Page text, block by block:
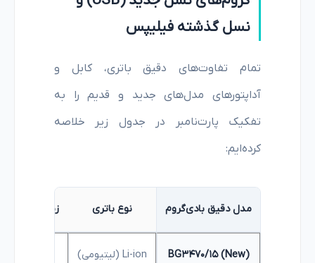
نسل گذشته فیلیپس
تمام تفاوت‌های دقیق باتری، کابل و
آداپتورهای مدل‌های جدید و قدیم را به
تفکیک پارت‌نامبر در جدول زیر خلاصه
کرده‌ایم:
مدل دقیق بادی‌گروم نوع باتری زمان شارژ
BG3470/15 (New) Li-ion (لیتیومی)